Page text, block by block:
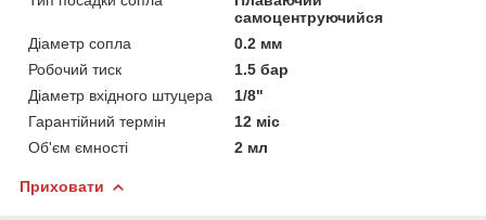
самоцентруючийся
Діаметр сопла
0.2 мм
Робочий тиск
1.5 бар
Діаметр вхідного штуцера
1/8"
Гарантійний термін
12 міс
Об'єм ємності
2 мл
Приховати